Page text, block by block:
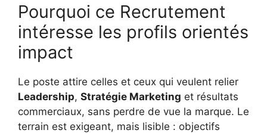
Pourquoi ce Recrutement
intéresse les profils orientés
impact
Le poste attire celles et ceux qui veulent relier
Leadership, Stratégie Marketing et résultats
commerciaux, sans perdre de vue la marque. Le
terrain est exigeant, mais lisible : objectifs